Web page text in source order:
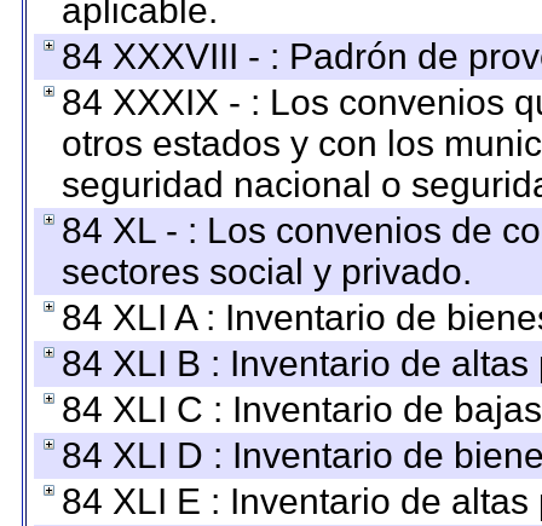
aplicable.
84 XXXVIII - : Padrón de
84 XXXIX - : Los convenios
otros estados y con los
seguridad nacional o
84 XL - : Los convenios de
sectores social y privado.
84 XLI A : Inventario de
84 XLI B : Inventario de
84 XLI C : Inventario de
84 XLI D : Inventario de
84 XLI E : Inventario de